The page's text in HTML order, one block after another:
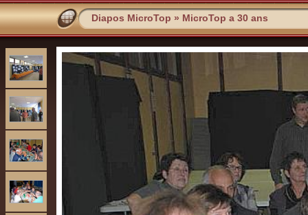
Diapos MicroTop » MicroTop a 30 ans